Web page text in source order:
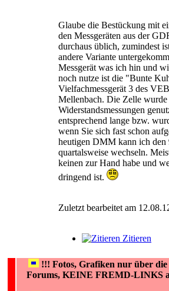
Glaube die Bestückung mit
den Messgeräten aus der
durchaus üblich, zumindest
andere Variante
Messgerät was ich hin und
noch nutze ist die "Bunte
Vielfachmessgerät 3 des
Mellenbach. Die Zelle
Widerstandsmessungen
entsprechend lange bzw.
wenn Sie sich fast schon
heutigen DMM kann ich
quartalsweise wechseln.
keinen zur Hand habe und
dringend ist.
Zuletzt bearbeitet am
Zitieren
!!! Fotos, Grafiken nur über
Forums, KEINE FREMD-LINKS